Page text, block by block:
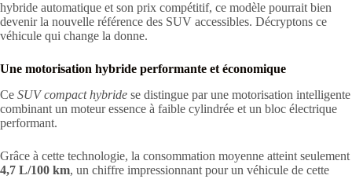
hybride automatique et son prix compétitif, ce modèle pourrait bien
devenir la nouvelle référence des SUV accessibles. Décryptons ce
véhicule qui change la donne.
Une motorisation hybride performante et économique
Ce SUV compact hybride se distingue par une motorisation intelligente
combinant un moteur essence à faible cylindrée et un bloc électrique
performant.
Grâce à cette technologie, la consommation moyenne atteint seulement
4,7 L/100 km, un chiffre impressionnant pour un véhicule de cette